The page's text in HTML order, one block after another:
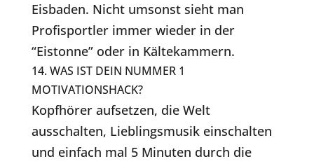
Eisbaden. Nicht umsonst sieht man
Profisportler immer wieder in der
“Eistonne” oder in Kältekammern.
14. WAS IST DEIN NUMMER 1
MOTIVATIONSHACK?
Kopfhörer aufsetzen, die Welt
ausschalten, Lieblingsmusik einschalten
und einfach mal 5 Minuten durch die